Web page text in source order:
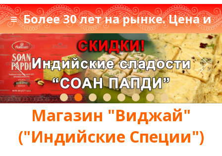
≡ Более 30 лет на рынке. Цена и
качествос 1993 г.≡
Магазин "Виджай"
("Индийские Специи")